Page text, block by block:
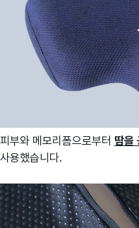
피부와 메모리폼으로부터 땀을
사용했습니다.